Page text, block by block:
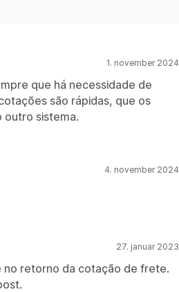
1. november 2024
que há necessidade de
são rápidas, que os
outro sistema.
4. november 2024
27. januar 2023
no retorno da cotação de frete.